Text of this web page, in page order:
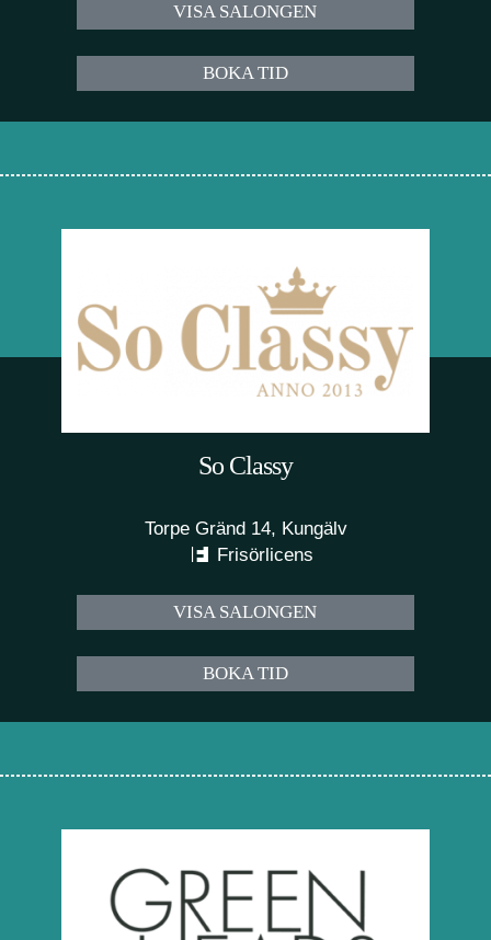
VISA SALONGEN
BOKA TID
So Classy
Torpe Gränd 14, Kungälv
Frisörlicens
VISA SALONGEN
BOKA TID